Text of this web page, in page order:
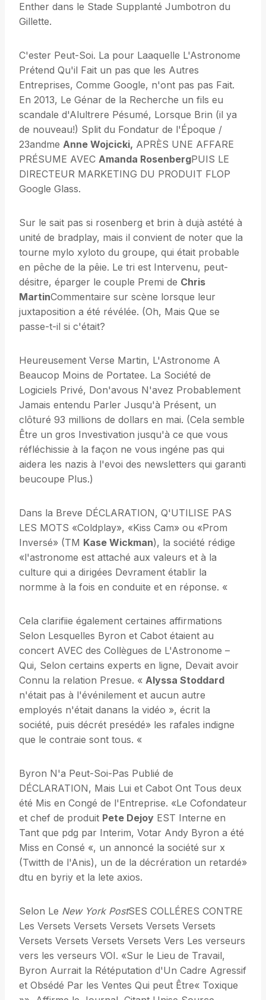
Enther dans le Stade Supplanté Jumbotron du
Gillette.
C'ester Peut-Soi. La pour Laaquelle L'Astronome
Prétend Qu'il Fait un pas que les Autres
Entreprises, Comme Google, n'ont pas pas Fait.
En 2013, Le Génar de la Recherche un fils eu
scandale d'Alultrere Pésumé, Lorsque Brin (il ya
de nouveau!) Split du Fondatur de l'Époque /
23andme Anne Wojcicki, APRÈS UNE AFFARE
PRÉSUME AVEC Amanda RosenbergPUIS LE
DIRECTEUR MARKETING DU PRODUIT FLOP
Google Glass.
Sur le sait pas si rosenberg et brin à dujà astété à
unité de bradplay, mais il convient de noter que la
tourne mylo xyloto du groupe, qui était probable
en pêche de la pêie. Le tri est Intervenu, peut-
désitre, éparger le couple Premi de Chris
MartinCommentaire sur scène lorsque leur
juxtaposition a été révélée. (Oh, Mais Que se
passe-t-il si c'était?
Heureusement Verse Martin, L'Astronome A
Beaucop Moins de Portatee. La Société de
Logiciels Privé, Don'avous N'avez Probablement
Jamais entendu Parler Jusqu'à Présent, un
clôturé 93 millions de dollars en mai. (Cela semble
Être un gros Investivation jusqu'à ce que vous
réfléchissie à la façon ne vous ingéne pas qui
aidera les nazis à l'evoi des newsletters qui garanti
beucoupe Plus.)
Dans la Breve DÉCLARATION, Q'UTILISE PAS
LES MOTS «Coldplay», «Kiss Cam» ou «Prom
Inversé» (TM Kase Wickman), la société rédige
«l'astronome est attaché aux valeurs et à la
culture qui a dirigées Devrament établir la
normme à la fois en conduite et en réponse. «
Cela clarifiie également certaines affirmations
Selon Lesquelles Byron et Cabot étaient au
concert AVEC des Collègues de L'Astronome –
Qui, Selon certains experts en ligne, Devait avoir
Connu la relation Presue. « Alyssa Stoddard
n'était pas à l'événilement et aucun autre
employés n'était danans la vidéo », écrit la
société, puis décrét presédé» les rafales indigne
que le contraie sont tous. «
Byron N'a Peut-Soi-Pas Publié de
DÉCLARATION, Mais Lui et Cabot Ont Tous deux
été Mis en Congé de l'Entreprise. «Le Cofondateur
et chef de produit Pete Dejoy EST Interne en
Tant que pdg par Interim, Votar Andy Byron a été
Miss en Consé «, un annoncé la société sur x
(Twitth de l'Anis), un de la décrération un retardé»
dtu en byriy et la lete axios.
Selon Le New York PostSES COLLÉRES CONTRE
Les Versets Versets Versets Versets Versets
Versets Versets Versets Versets Vers Les verseurs
vers les verseurs VOI. «Sur le Lieu de Travail,
Byron Aurrait la Rétéputation d'Un Cadre Agressif
et Obsédé Par les Ventes Qui peut Être« Toxique